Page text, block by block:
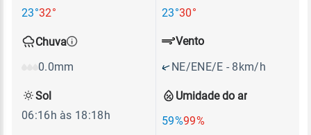
23°32°
23°30°
Chuva
0.0mm
Umidade do ar
59%99%
Vento
NE/ENE/E - 8km/h
Sol
06:16h às 18:18h